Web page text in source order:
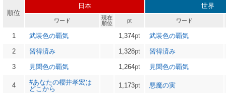
順位
日本 世界
ワード
現在
順位
pt ワード
1 武装色の覇気 1,374pt 武装色の覇気
2 習得済み 1,328pt 習得済み
3 見聞色の覇気 1,264pt 見聞色の覇気
4
#あなたの櫻井孝宏は
どこから
1,173pt 悪魔の実